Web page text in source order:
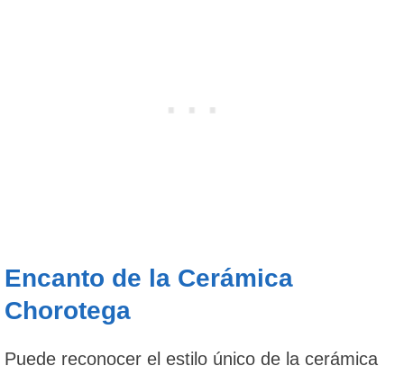
Encanto de la Cerámica
Chorotega
Puede reconocer el estilo único de la cerámica